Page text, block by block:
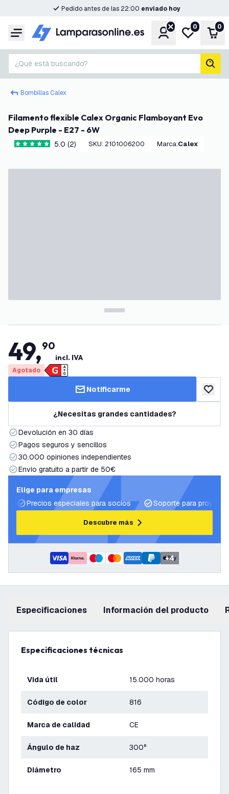
Pedido antes de las 22:00 enviado hoy
Menú CuentaMi lista de
0 0
¿Qué está buscando?
Bombillas Calex
Filamento flexible Calex Organic Flamboyant Evo
Deep Purple - E27 - 6W
5 estrellas de puntuación
5.0 (2) SKU: 2101006200 Marca: Calex
49,90
incl. IVA
Agotado
Notificarme añadir
¿Necesitas grandes cantidades?
Devolución en 30 días
Pagos seguros y sencillos
30.000 opiniones independientes
Envío gratuito a partir de 50€
Elige para empresas
Precios especiales para socios
Soporte para
Descubre más
+4
Especificaciones información del producto
Especificaciones técnicas
Vida útil 15.000 horas
Código de color 816
Marca de calidad CE
Ángulo de haz 300°
Diámetro 165 mm